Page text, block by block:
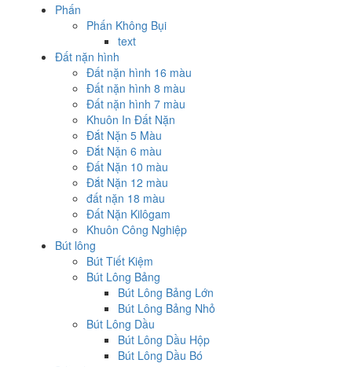
Phấn
Phấn Không Bụi
text
Đất nặn hình
Đất nặn hình 16 màu
Đất nặn hình 8 màu
Đất nặn hình 7 màu
Khuôn In Đất Nặn
Đắt Nặn 5 Màu
Đắt Nặn 6 màu
Đất Nặn 10 màu
Đắt Nặn 12 màu
đất nặn 18 màu
Đất Nặn Kilôgam
Khuôn Công Nghiệp
Bút lông
Bút Tiết Kiệm
Bút Lông Bảng
Bút Lông Bảng Lớn
Bút Lông Bảng Nhỏ
Bút Lông Dầu
Bút Lông Dầu Hộp
Bút Lông Dầu Bó